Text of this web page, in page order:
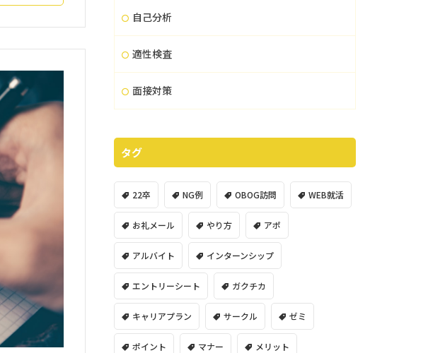
自己分析
適性検査
面接対策
タグ
22卒 NG例 OBOG訪問 WEB就活
お礼メール やり方 アポ
アルバイト インターンシップ
エントリーシート ガクチカ
キャリアプラン サークル ゼミ
ポイント マナー メリット